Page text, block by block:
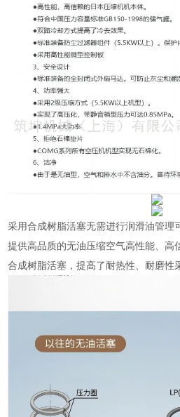
采用合成树脂活塞无需进行润滑油管理
提供高品质的无油压缩空气高性能、高
合成树脂活塞，提高了耐热性、耐磨性